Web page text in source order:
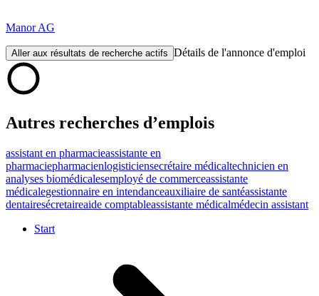
Manor AG
Aller aux résultats de recherche actifs Détails de l'annonce d'emploi
Autres recherches d’emplois
assistant en pharmacieassistante en
pharmaciepharmacienlogisticiensecrétaire médicaltechnicien en
analyses biomédicalesemployé de commerceassistante
médicalegestionnaire en intendanceauxiliaire de santéassistante
dentairesécretaireaide comptableassistante médicalmédecin assistant
Start